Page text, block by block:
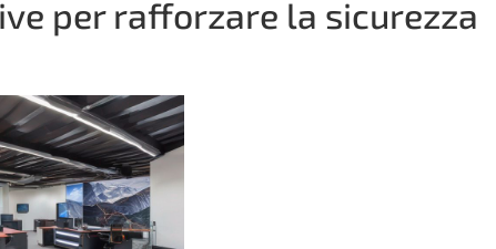
per rafforzare la sicurezza